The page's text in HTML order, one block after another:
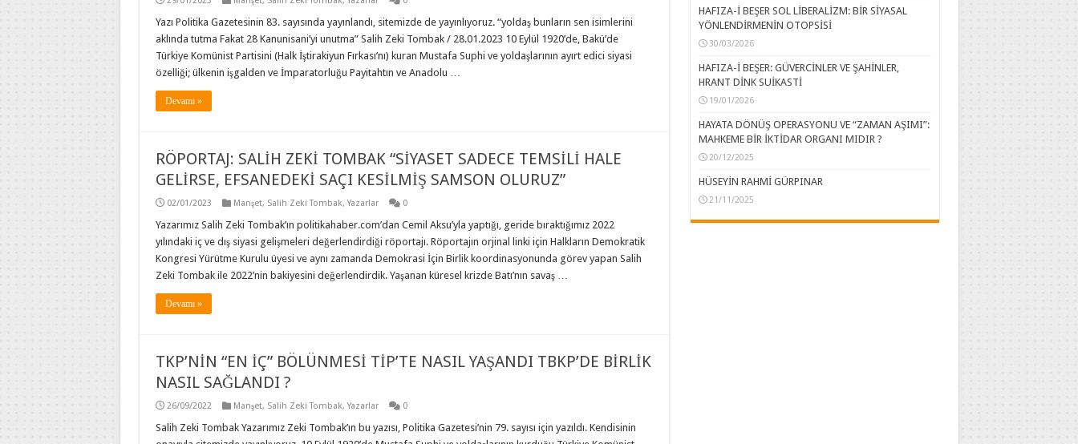
Yazı Politika Gazetesinin 83. sayısında yayınlandı, sitemizde de yayınlıyoruz. “yoldaş bunların sen isimlerini
aklında tutma Fakat 28 Kanunisani’yi unutma” Salih Zeki Tombak / 28.01.2023 10 Eylül 1920’de, Bakü’de
Türkiye Komünist Partisini (Halk İştirakiyun Fırkası’nı) kuran Mustafa Suphi ve yoldaşlarının ayırt edici siyasi
özelliği; ülkenin işgalden ve İmparatorluğu Payitahtın ve Anadolu …
Devamı »
RÖPORTAJ: SALİH ZEKİ TOMBAK “SİYASET SADECE TEMSİLİ HALE
GELİRSE, EFSANEDEKİ SAÇI KESİLMİŞ SAMSON OLURUZ”
02/01/2023 Manşet, Salih Zeki Tombak,Yazarlar 0
Yazarımız Salih Zeki Tombak’ın politikahaber.com’dan Cemil Aksu’yla yaptığı, geride bıraktığımız 2022
yılındaki iç ve dış siyasi gelişmeleri değerlendirdiği röportajı. Röportajın orjinal linki için Halkların Demokratik
Kongresi Yürütme Kurulu üyesi ve aynı zamanda Demokrasi İçin Birlik koordinasyonunda görev yapan Salih
Zeki Tombak ile 2022’nin bakiyesini değerlendirdik. Yaşanan küresel krizde Batı’nın savaş …
Devamı »
TKP’NİN “EN İÇ” BÖLÜNMESİ TİP’TE NASIL YAŞANDI TBKP’DE BİRLİK
NASIL SAĞLANDI ?
26/09/2022 Manşet, Salih Zeki Tombak,Yazarlar 0
Salih Zeki Tombak Yazarımız Zeki Tombak’ın bu yazısı, Politika Gazetesi’nin 79. sayısı için yazıldı. Kendisinin
HAFIZA-İ BEŞER SOL LİBERALİZM: BİR SİYASAL
YÖNLENDİRMENİN OTOPSİSİ
30/03/2026
HAFIZA-İ BEŞER: GÜVERCİNLER VE ŞAHİNLER,
HRANT DİNK SUİKASTİ
19/01/2026
HAYATA DÖNÜŞ OPERASYONU VE “ZAMAN AŞIMI”:
MAHKEME BİR İKTİDAR ORGANI MIDIR ?
20/12/2025
HÜSEYİN RAHMİ GÜRPINAR
21/11/2025